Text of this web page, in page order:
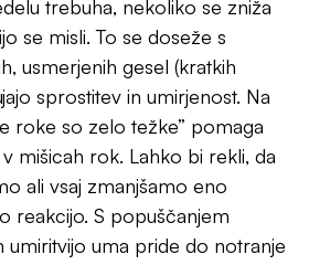
pošljemo signal, da
in da telo lahko preide v
V stanju stresa, ali
telo naravno reagiralo na
čisto prav in naša zaščitna
Kadar je nevarnost le
pa tako močna obramba ni
zmanjšamo. Način za
avtogeni trening.